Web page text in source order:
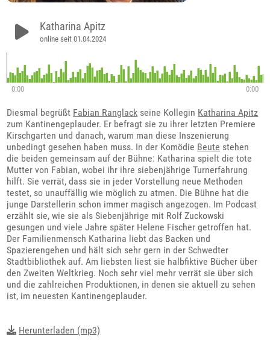
Katharina Apitz
online seit 01.04.2024
0:00
0:00
Diesmal begrüßt Fabian Ranglack seine Kollegin Katharina Apitz
zum Kantinengeplauder. Er befragt sie zu ihrer letzten Premiere
Kirschgarten und danach, warum man diese Inszenierung
unbedingt gesehen haben muss. In der Komödie Beute stehen
die beiden gemeinsam auf der Bühne: Katharina spielt die tote
Mutter von Fabian, wobei ihr ihre siebenjährige Turnerfahrung
hilft. Sie verrät, dass sie in jeder Vorstellung neue Methoden
testet, so unauffällig wie möglich zu atmen. Die Bühne hat die
junge Darstellerin schon immer magisch angezogen. Im Podcast
erzählt sie, wie sie als Siebenjährige mit Rolf Zuckowski
gesungen und viele Jahre später Helene Fischer getroffen hat.
Der Familienmensch Katharina liebt das Backen und
Spazierengehen und hält sich sehr gern in der Schwedter
Stadtbibliothek auf. Am liebsten liest sie halbfiktive Bücher über
den Zweiten Weltkrieg. Noch sehr viel mehr verrät sie über sich
und die zahlreichen Produktionen, in denen sie aktuell zu sehen
ist, im neuesten Kantinengeplauder.
Herunterladen (mp3)